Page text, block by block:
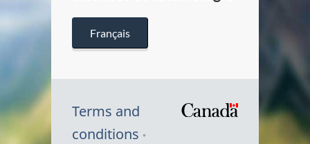
Français
Terms and
conditions